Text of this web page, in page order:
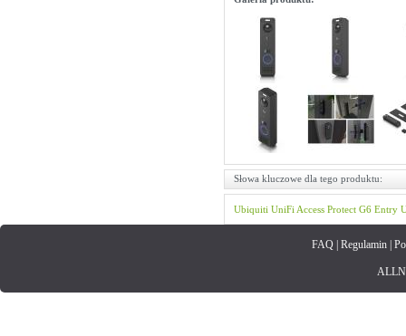
Słowa kluczowe dla tego produktu:
Ubiquiti UniFi Access Protect G6 Entry
FAQ| Regulamin|